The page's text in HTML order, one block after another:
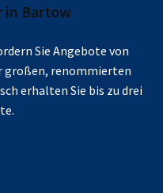
in Bartow
Sie Angebote von
großen, renommierten
erhalten Sie bis zu drei